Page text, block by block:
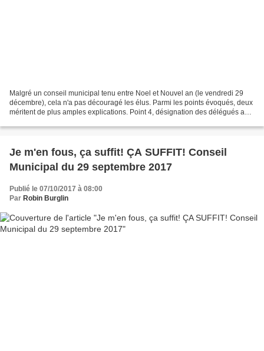
Malgré un conseil municipal tenu entre Noel et Nouvel an (le vendredi 29
décembre), cela n'a pas découragé les élus. Parmi les points évoqués, deux
méritent de plus amples explications. Point 4, désignation des délégués au
Je m'en fous, ça suffit! ÇA SUFFIT! Conseil
Municipal du 29 septembre 2017
Publié le 07/10/2017 à 08:00
Par Robin Burglin